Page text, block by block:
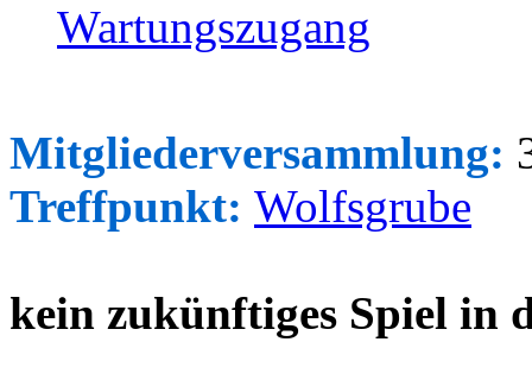
Wartungszugang
Mitgliederversammlung:
Treffpunkt: Wolfsgrube
kein zukünftiges Spiel in